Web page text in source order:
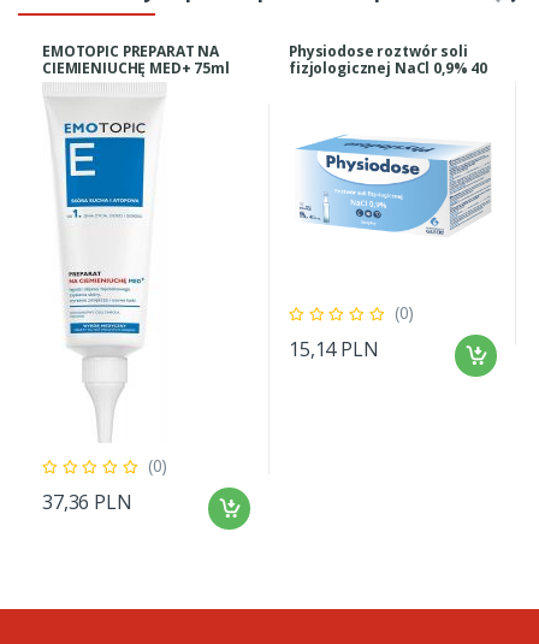
EMOTOPIC PREPARAT NA
CIEMIENIUCHĘ MED+ 75ml
(0)
37,36 PLN
Physiodose roztwór soli
fizjologicznej NaCl 0,9% 40
(0)
15,14 PLN